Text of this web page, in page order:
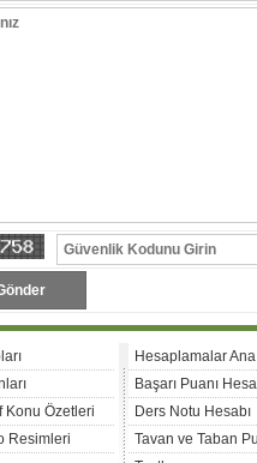
Konu Özetleri
Resimleri
Hesaplamalar
Başarı Puanı
Ders Notu Hesabı
Tavan ve Taban